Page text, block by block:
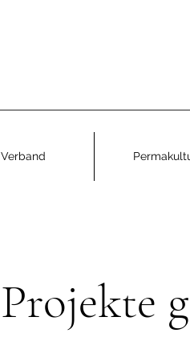
Verband
Projekte